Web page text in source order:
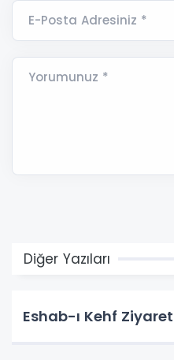
E-Posta Adresiniz *
Yorumunuz *
Diğer Yazıları
Eshab-ı Kehf